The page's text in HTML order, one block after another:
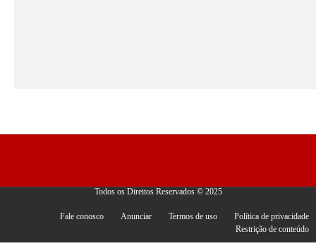
Todos os Direitos Reservados © 2025
Fale conosco Anunciar Termos de uso
Política de privacidade
Restrição de conteúdo